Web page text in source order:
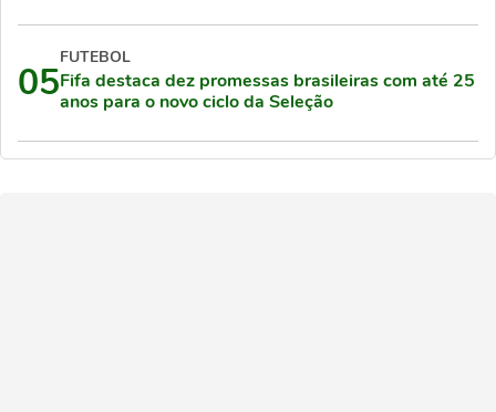
05
FUTEBOL
Fifa destaca dez promessas brasileiras com até 25
anos para o novo ciclo da Seleção